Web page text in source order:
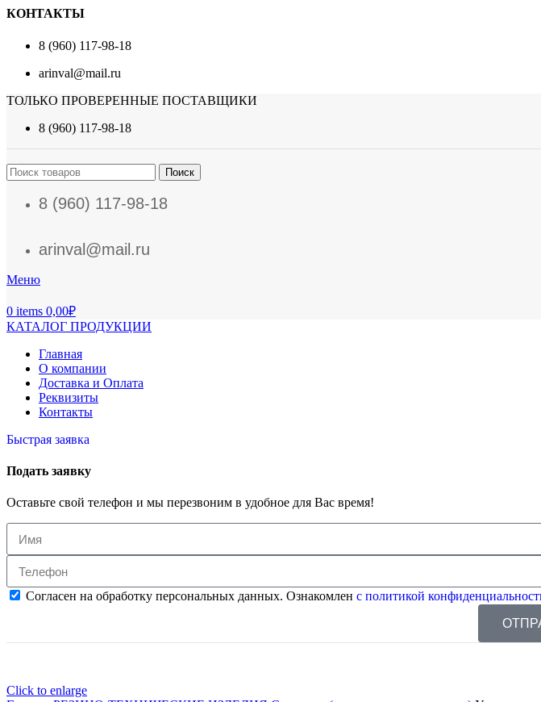
КОНТАКТЫ
8 (960) 117-98-18
arinval@mail.ru
ТОЛЬКО ПРОВЕРЕННЫЕ ПОСТАВЩИКИ
8 (960) 117-98-18
Поиск
8 (960) 117-98-18
arinval@mail.ru
Меню
0 items 0,00₽
КАТАЛОГ ПРОДУКЦИИ
Главная
О компании
Доставка и Оплата
Реквизиты
Контакты
Быстрая заявка
Подать заявку
Оставьте свой телефон и мы перезвоним в удобное для Вас время!
Согласен на обработку персональных данных. Ознакомлен с политикой
Click to enlarge